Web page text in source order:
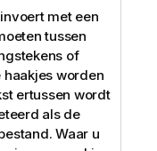
met een
tussen
of
worden
ertussen wordt
als de
Waar u